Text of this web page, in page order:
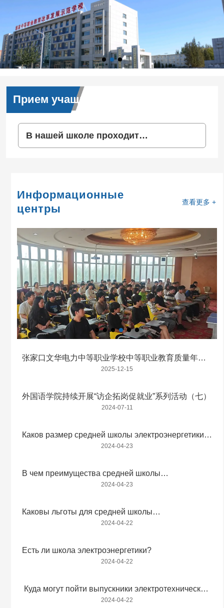
Прием учащихся
В нашей школе проходит
Информационные
центры
查看更多 +
2025-12-15
张家口文华电力中等职业学校中等职业教育质量年度
2024-07-11
外国语学院持续开展“访企拓岗促就业”系列活动（七）
2024-04-23
Каков размер средней школы электроэнергетики в
2024-04-23
В чем преимущества средней школы
2024-04-22
Каковы льготы для средней школы
электроэнергетики в Чжанцзякоу?
2024-04-22
Есть ли школа электроэнергетики?
2024-04-22
Куда могут пойти выпускники электротехнической